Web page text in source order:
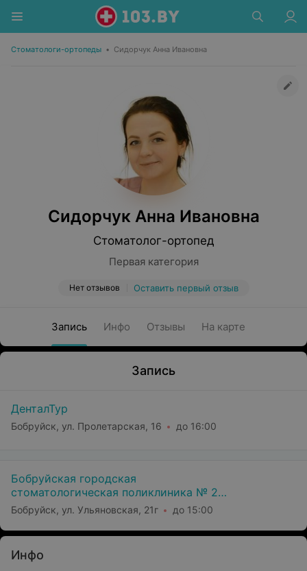
Стоматологи-ортопеды • Сидорчук Анна Ивановна
Сидорчук Анна Ивановна
Стоматолог-ортопед
Первая категория
Нет отзывов Оставить первый отзыв
Запись Инфо Отзывы На карте
Запись
ДенталТур
Бобруйск, ул. Пролетарская, 16 до 16:00
Бобруйская городская
стоматологическая поликлиника № 2
(Филиал Уз Бгсп №1)
Бобруйск, ул. Ульяновская, 21г до 15:00
Инфо